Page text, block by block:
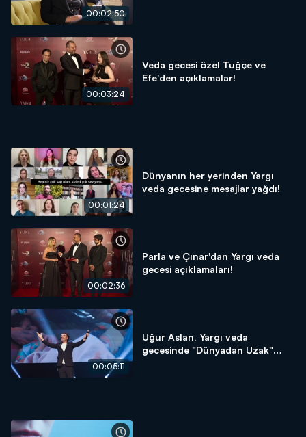
00:02:50
00:03:24
Veda gecesi özel Tuğçe ve
Efe'den açıklamalar!
00:01:24
Dünyanın her yerinden Yargı
veda gecesine mesajlar yağdı!
00:02:36
Parla ve Çınar'dan Yargı veda
gecesi açıklamaları!
00:05:11
Uğur Aslan, Yargı veda
gecesinde "Dünyadan Uzak"